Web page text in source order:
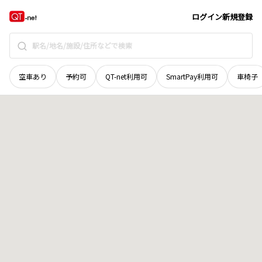
ログイン新規登録
空車あり 予約可 QT-net利用可 SmartPay利用可 車椅子
山口県